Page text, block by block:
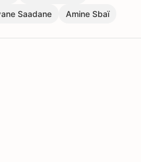
Saadane Amine Sbaï